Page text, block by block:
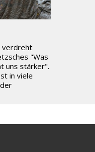
verdreht
"Was
uns stärker".
in viele